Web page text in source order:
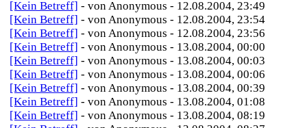
[Kein Betreff] - von Anonymous - 12.08.2004, 23:49
[Kein Betreff] - von Anonymous - 12.08.2004, 23:54
[Kein Betreff] - von Anonymous - 12.08.2004, 23:56
[Kein Betreff] - von Anonymous - 13.08.2004, 00:00
[Kein Betreff] - von Anonymous - 13.08.2004, 00:03
[Kein Betreff] - von Anonymous - 13.08.2004, 00:06
[Kein Betreff] - von Anonymous - 13.08.2004, 00:39
[Kein Betreff] - von Anonymous - 13.08.2004, 01:08
[Kein Betreff] - von Anonymous - 13.08.2004, 08:19